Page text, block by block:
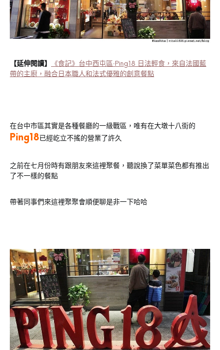
【延伸閱讀】
《食記》台中西屯區‧Ping18 日法輕食，來自法國藍
帶的主廚，融合日本職人和法式優雅的創意餐點
在台中市區其實是各種餐廳的一級戰區，唯有在大墩十八街的
Ping18已經屹立不搖的營業了許久
之前在七月份時有跟朋友來這裡聚餐，聽說換了菜單菜色都有推出
了不一樣的餐點
帶著同事們來這裡聚聚會順便聊是非一下哈哈